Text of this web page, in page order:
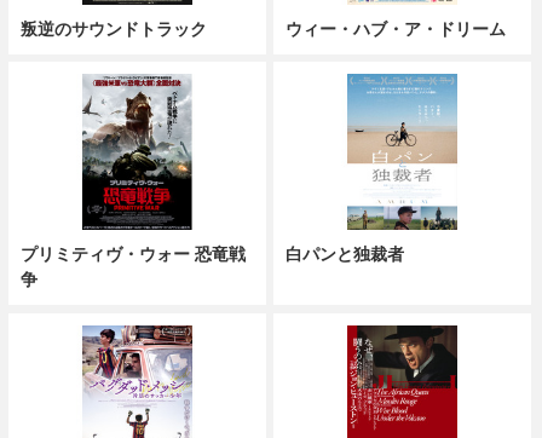
叛逆のサウンドトラック ウィー・ハブ・ア・ドリーム
プリミティヴ・ウォー 恐竜戦
争
白パンと独裁者